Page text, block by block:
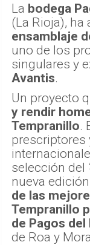
La bodega
(La Rioja), ha
ensamblaje
uno de los
singulares y
Avantis.
Un proyecto
y rendir
Tempranillo.
prescriptores
selección del
nueva
de las
Tempranillo
de Pagos del
de Roa y